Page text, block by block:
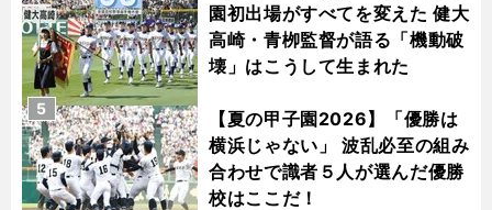
園初出場がすべてを変えた 健大
高崎・青栁監督が語る「機動破
壊」はこうして生まれた
【夏の甲子園2026】「優勝は
横浜じゃない」 波乱必至の組み
合わせで識者５人が選んだ優勝
校はここだ！
5